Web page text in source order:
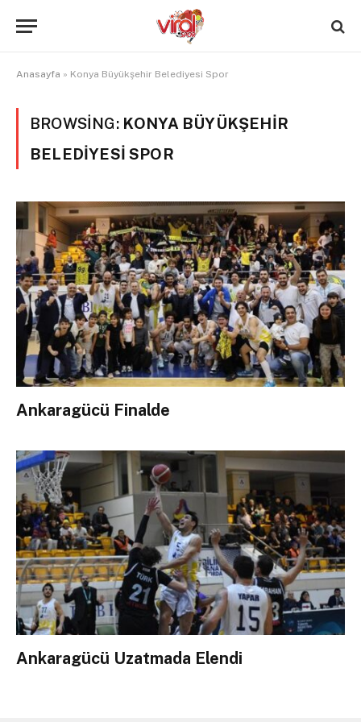
Anasayfa » Konya Büyükşehir Belediyesi Spor
BROWSING: KONYA BÜYÜKŞEHIR
BELEDIYESI SPOR
Ankaragücü Finalde
Ankaragücü Uzatmada Elendi